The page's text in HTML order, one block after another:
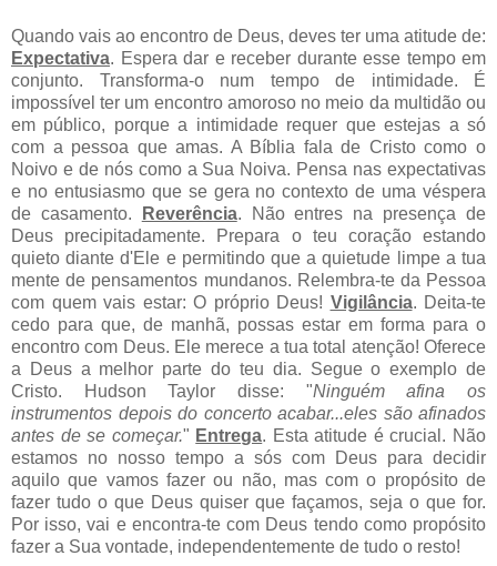
Quando vais ao encontro de Deus, deves ter uma atitude de:
Expectativa. Espera dar e receber durante esse tempo em
conjunto. Transforma-o num tempo de intimidade. É
impossível ter um encontro amoroso no meio da multidão ou
em público, porque a intimidade requer que estejas a só
com a pessoa que amas. A Bíblia fala de Cristo como o
Noivo e de nós como a Sua Noiva. Pensa nas expectativas
e no entusiasmo que se gera no contexto de uma véspera
de casamento.
Reverência. Não entres na presença de
Deus precipitadamente. Prepara o teu coração estando
quieto diante d'Ele e permitindo que a quietude limpe a tua
mente de pensamentos mundanos. Relembra-te da Pessoa
com quem vais estar: O próprio Deus! Vigilância. Deita-te
cedo para que, de manhã, possas estar em forma para o
encontro com Deus. Ele merece a tua total atenção! Oferece
a Deus a melhor parte do teu dia. Segue o exemplo de
Cristo. Hudson Taylor disse: "Ninguém afina os
instrumentos depois do concerto acabar...eles são afinados
antes de se começar." Entrega. Esta atitude é crucial. Não
estamos no nosso tempo a sós com Deus para decidir
aquilo que vamos fazer ou não, mas com o propósito de
fazer tudo o que Deus quiser que façamos, seja o que for.
Por isso, vai e encontra-te com Deus tendo como propósito
fazer a Sua vontade, independentemente de tudo o resto!